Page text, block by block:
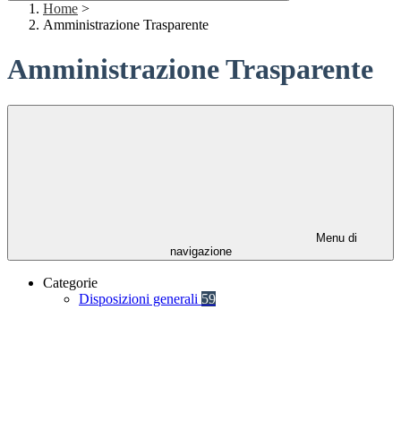
Home >
Amministrazione Trasparente
Amministrazione Trasparente
Menu di
navigazione
Categorie
Disposizioni generali 59